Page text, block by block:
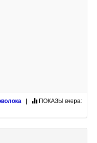
ПОКАЗЫ вчера: